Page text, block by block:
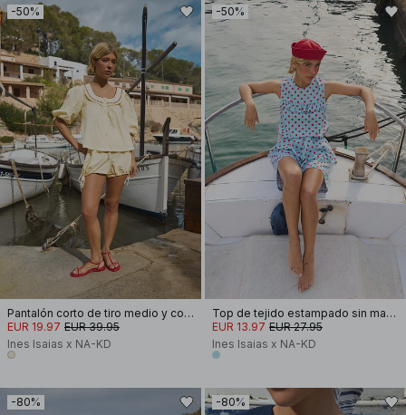
-50%
Pantalón corto de tiro medio y corte globo a rayas
EUR 19.97 EUR 39.95
Ines Isaias x NA-KD
-50%
Top de tejido estampado sin mangas
EUR 13.97 EUR 27.95
Ines Isaias x NA-KD
-80% -80%